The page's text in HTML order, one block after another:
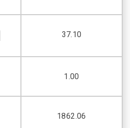
37.10
1.00
1862.06